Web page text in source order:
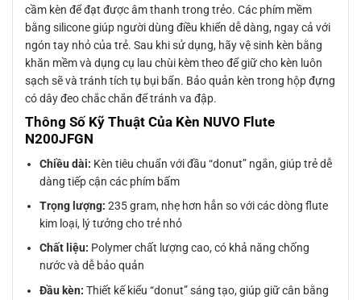
cầm kèn để đạt được âm thanh trong trẻo. Các phím mềm
bằng silicone giúp người dùng điều khiển dễ dàng, ngay cả với
ngón tay nhỏ của trẻ. Sau khi sử dụng, hãy vệ sinh kèn bằng
khăn mềm và dụng cụ lau chùi kèm theo để giữ cho kèn luôn
sạch sẽ và tránh tích tụ bụi bẩn. Bảo quản kèn trong hộp đựng
có dây đeo chắc chắn để tránh va đập.
Thông Số Kỹ Thuật Của Kèn NUVO Flute
N200JFGN
Chiều dài: Kèn tiêu chuẩn với đầu “donut” ngắn, giúp trẻ dễ
dàng tiếp cận các phím bấm
Trọng lượng: 235 gram, nhẹ hơn hẳn so với các dòng flute
kim loại, lý tưởng cho trẻ nhỏ
Chất liệu: Polymer chất lượng cao, có khả năng chống
nước và dễ bảo quản
Đầu kèn: Thiết kế kiểu “donut” sáng tạo, giúp giữ cân bằng